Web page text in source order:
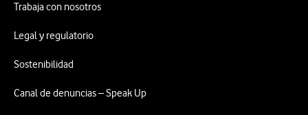
Trabaja con nosotros
Legal y regulatorio
Sostenibilidad
Canal de denuncias – Speak Up